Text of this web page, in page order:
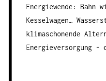
Energiewende:
Kesselwagen…
klimaschonende
Energieversorgung -